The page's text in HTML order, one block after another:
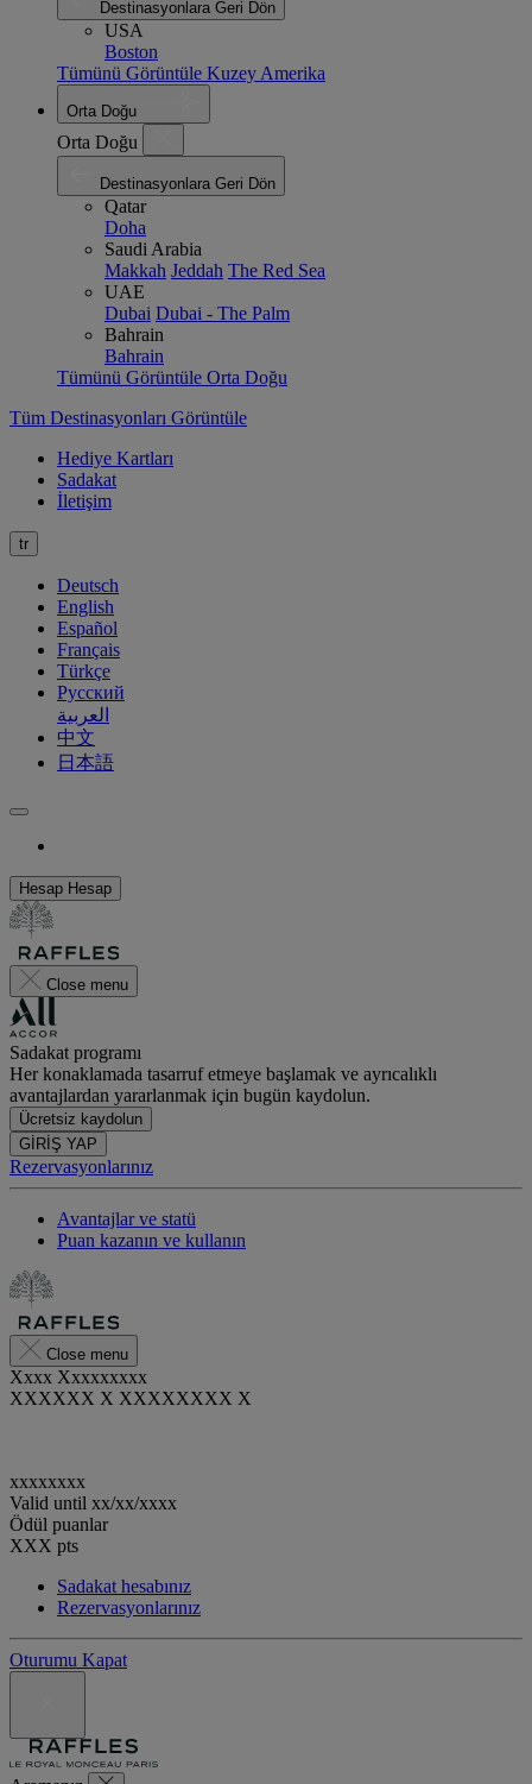
Destinasyonlara Geri Dön
USA
Boston
Tümünü Görüntüle Kuzey Amerika
Orta Doğu
Orta Doğu
Destinasyonlara Geri Dön
Qatar
Doha
Saudi Arabia
Makkah Jeddah The Red Sea
UAE
Dubai Dubai - The Palm
Bahrain
Bahrain
Tümünü Görüntüle Orta Doğu
Tüm Destinasyonları Görüntüle
Hediye Kartları
Sadakat
İletişim
tr
Deutsch
English
Español
Français
Türkçe
Русский
العربية
中文
日本語
Hesap Hesap
Close menu
Sadakat programı
Her konaklamada tasarruf etmeye başlamak ve ayrıcalıklı
avantajlardan yararlanmak için bugün kaydolun.
Ücretsiz kaydolun
GİRİŞ YAP
Rezervasyonlarınız
Avantajlar ve statü
Puan kazanın ve kullanın
Close menu
Xxxx Xxxxxxxxx
XXXXXX X XXXXXXXX X
xxxxxxxx
Valid until xx/xx/xxxx
Ödül puanlar
XXX pts
Sadakat hesabınız
Rezervasyonlarınız
Oturumu Kapat